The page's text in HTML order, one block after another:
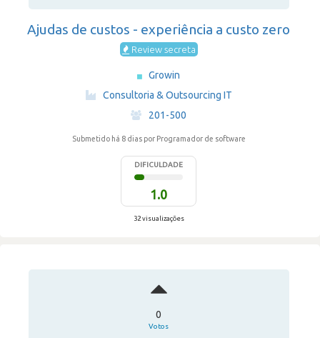
Ajudas de custos - experiência a custo zero
Review secreta
Growin
·
Consultoria & Outsourcing IT
·
201-500
Submetido há 8 dias por Programador de software
DIFICULDADE
1.0
32 visualizações
0
Votos